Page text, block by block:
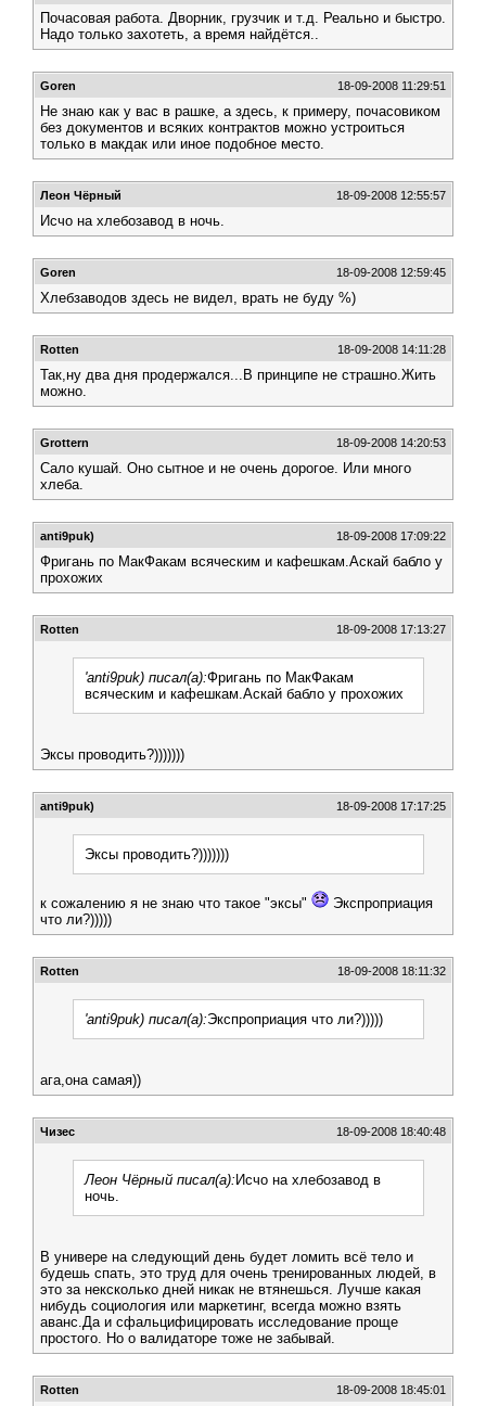
Почасовая работа. Дворник, грузчик и т.д. Реально и быстро.
Надо только захотеть, а время найдётся..
Goren 18-09-2008 11:29:51
Не знаю как у вас в рашке, а здесь, к примеру, почасовиком
без документов и всяких контрактов можно устроиться
только в макдак или иное подобное место.
Леон Чёрный 18-09-2008 12:55:57
Исчо на хлебозавод в ночь.
Goren 18-09-2008 12:59:45
Хлебзаводов здесь не видел, врать не буду %)
Rotten 18-09-2008 14:11:28
Так,ну два дня продержался...В принципе не страшно.Жить
можно.
Grottern 18-09-2008 14:20:53
Сало кушай. Оно сытное и не очень дорогое. Или много
хлеба.
anti9puk) 18-09-2008 17:09:22
Фригань по МакФакам всяческим и кафешкам.Аскай бабло у
прохожих
Rotten 18-09-2008 17:13:27
'anti9puk) писал(а):Фригань по МакФакам
всяческим и кафешкам.Аскай бабло у прохожих
Эксы проводить?)))))))
anti9puk) 18-09-2008 17:17:25
Эксы проводить?)))))))
к сожалению я не знаю что такое "эксы"
Экспроприация
что ли?)))))
Rotten 18-09-2008 18:11:32
'anti9puk) писал(а):Экспроприация что ли?)))))
ага,она самая))
Чизес 18-09-2008 18:40:48
Леон Чёрный писал(а): Исчо на хлебозавод в
ночь.
В универе на следующий день будет ломить всё тело и
будешь спать, это труд для очень тренированных людей, в
это за нексколько дней никак не втянешься. Лучше какая
нибудь социология или маркетинг, всегда можно взять
аванс.Да и сфальцифицировать исследование проще
простого. Но о валидаторе тоже не забывай.
Rotten 18-09-2008 18:45:01